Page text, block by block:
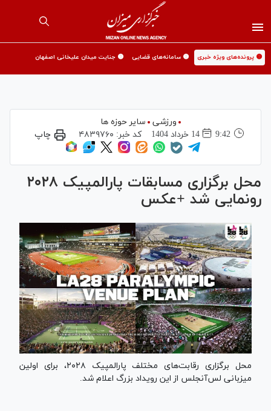
🟡 پرونده‌های ویژه خبری 🟡 سامانه‌های قضایی 🟡 جنایت میدان علیخانی اصفهان
ورزشی
سایر حوزه ها
9:42
14 خرداد 1404 کد خبر: ۴۸۳۹۷۶۰ چاپ
محل برگزاری مسابقات پارالمپیک ٢٠٢٨
رونمایی شد +عکس
محل برگزاری رقابت‌های مختلف پارالمپیک ٢٠٢٨، برای اولین
میزبانی لس‌آنجلس از این رویداد بزرگ اعلام شد.